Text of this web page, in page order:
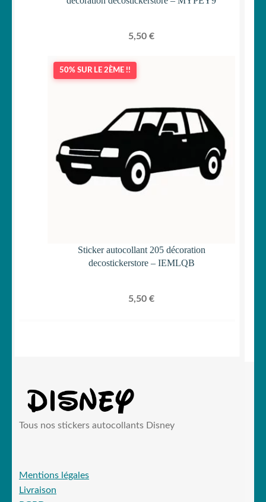
5,50 €
50% SUR LE 2ÈME !!
Sticker autocollant 205 décoration
decostickerstore – IEMLQB
5,50 €
Tous nos stickers autocollants Disney
Mentions légales
Livraison